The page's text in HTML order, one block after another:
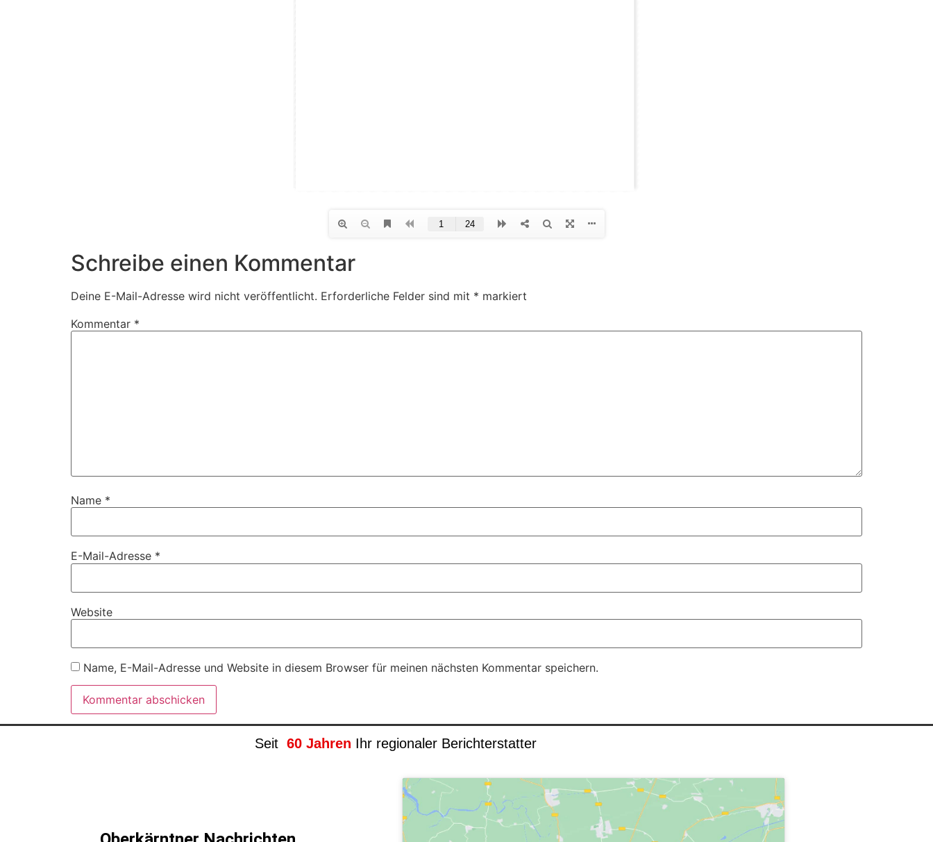
Schreibe einen Kommentar
Deine E-Mail-Adresse wird nicht veröffentlicht. Erforderliche Felder sind mit * markiert
Kommentar *
Name *
E-Mail-Adresse *
Website
Name, E-Mail-Adresse und Website in diesem Browser für meinen nächsten Kommentar speichern.
Seit 60 Jahren Ihr regionaler Berichterstatter